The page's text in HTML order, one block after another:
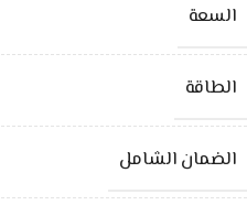
السعة
الطاقة
الضمان الشامل